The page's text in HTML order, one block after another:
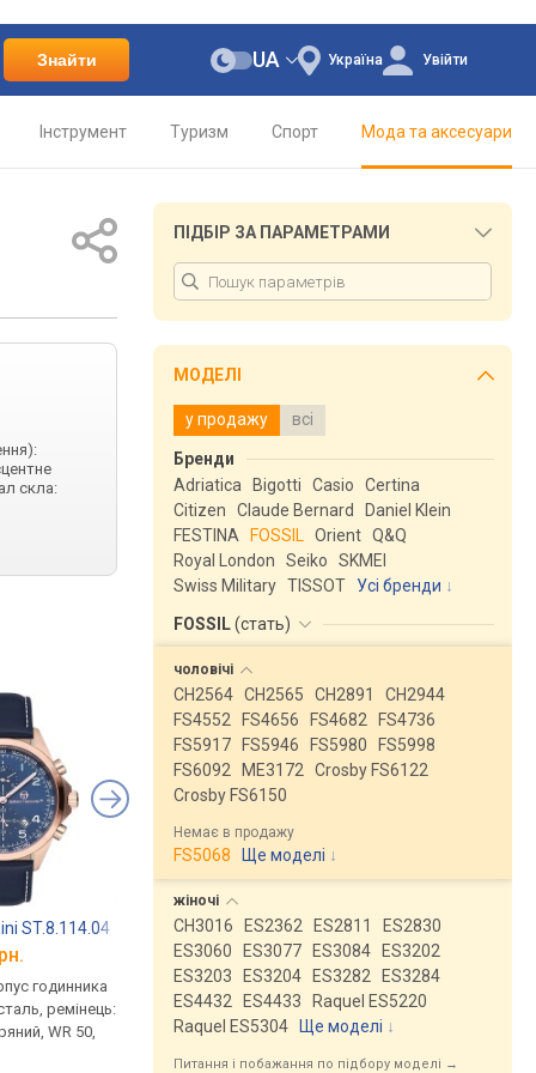
Знайти Україна
UA Увійти
Інструмент Туризм Спорт Мода та аксесуари
скла:
ST.8.114.04
годинника
ремінець:
WR 50,
Diesel DZ 4468
від 4 000 грн.
кварцові, для шульги,
корпус годинника
нержавіюча сталь, ремінець:
ремінець шкіряний, WR 50,
Diesel DZ 4411
від 3 900 грн.
кварцові, корпус
нержавіюча сталь,
ремінець шкіряний,
ПІДБІР ЗА ПАРАМЕТРАМИ
МОДЕЛІ
у продажу всі
Бренди
Adriatica
Bigotti Casio
Certina
Citizen
Claude Bernard
Daniel Klein
FESTINA
FOSSIL Orient Q&Q
Royal London
Seiko
SKMEI
Swiss Military TISSOT
Усі бренди
FOSSIL(стать)
чоловічі
CH2564 CH2565 CH2891
CH2944
FS4552
FS4656 FS4682
FS4736
FS5917
FS5946 FS5980
FS5998
FS6092
ME3172
Crosby FS6122
Crosby FS6150
Немає в продажу
FS5068 Ще моделі ↓
жіночі
CH3016 ES2362 ES2811
ES2830
ES3060
ES3077 ES3084
ES3202
ES3203
ES3204 ES3282
ES3284
ES4432
ES4433
Raquel ES5220
Raquel ES5304
Ще моделі ↓
Питання і побажання по підбору моделі →